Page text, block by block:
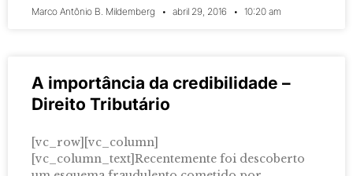
Marco Antônio B. Mildemberg abril 29, 2016 10:20 am
A importância da credibilidade –
Direito Tributário
[vc_row][vc_column]
[vc_column_text]Recentemente foi descoberto